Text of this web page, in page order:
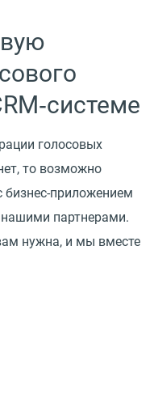
голосовых
то возможно
бизнес-приложением
партнерами.
нужна, и мы вместе